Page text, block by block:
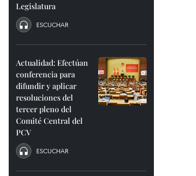
Legislatura
ESCUCHAR
Actualidad: Efectúan
conferencia para
difundir y aplicar
resoluciones del
tercer pleno del
Comité Central del
PCV
ESCUCHAR